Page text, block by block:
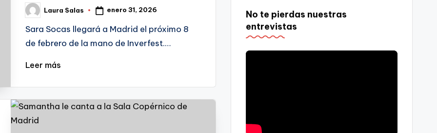
Publicado
por
Laura Salas enero 31, 2026
Sara Socas llegará a Madrid el próximo 8
de febrero de la mano de Inverfest.…
Leer más
No te pierdas nuestras
entrevistas